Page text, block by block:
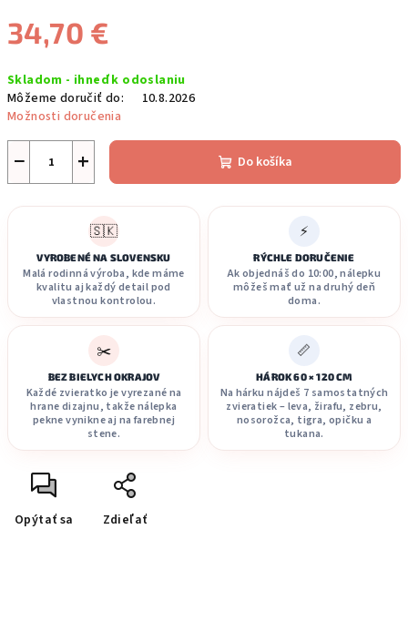
34,70 €
cena:
Skladom - ihneď k odoslaniu
Môžeme doručiť do:
10.8.2026
Možnosti doručenia
+
− Do košíka
🇸🇰
VYROBENÉ NA SLOVENSKU
Malá rodinná výroba, kde máme
kvalitu aj každý detail pod
vlastnou kontrolou.
⚡
RÝCHLE DORUČENIE
Ak objednáš do 10:00, nálepku
môžeš mať už na druhý deň
doma.
✂️
BEZ BIELYCH OKRAJOV
Každé zvieratko je vyrezané na
hrane dizajnu, takže nálepka
pekne vynikne aj na farebnej
stene.
📏
HÁROK 60 × 120 CM
Na hárku nájdeš 7 samostatných
zvieratiek – leva, žirafu, zebru,
nosorožca, tigra, opičku a
tukana.
Opýtať sa Zdieľať